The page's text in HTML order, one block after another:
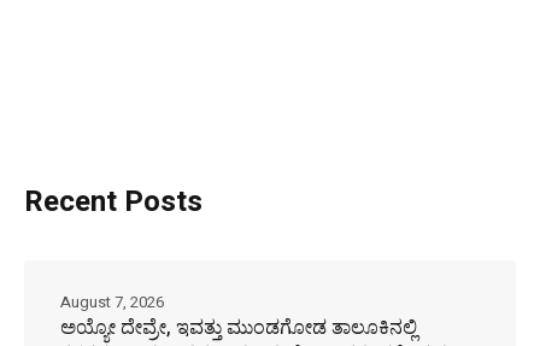
Recent Posts
ಅಯ್ಯೋ ದೇವ್ರೇ, ಇವತ್ತು ಮುಂಡಗೋಡ ತಾಲೂಕಿನಲ್ಲಿ
August 7, 2026